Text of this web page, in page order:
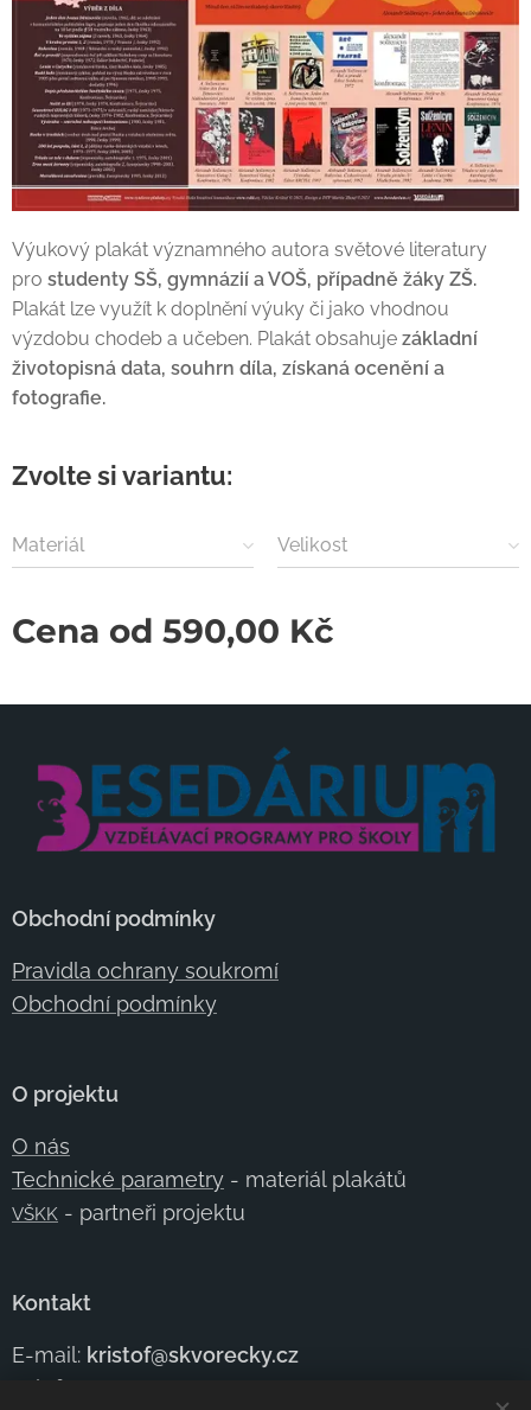
Výukový plakát významného autora světové literatury
pro studenty SŠ, gymnázií a VOŠ, případně žáky ZŠ.
Plakát lze využít k doplnění výuky či jako vhodnou
výzdobu chodeb a učeben. Plakát obsahuje základní
životopisná data, souhrn díla, získaná ocenění a
fotografie.
Zvolte si variantu:
Materiál Velikost
Cena od 590,00 Kč
Obchodní podmínky
Pravidla ochrany soukromí
Obchodní podmínky
O projektu
O nás
Technické parametry - materiál plakátů
VŠKK - partneři projektu
Kontakt
E-mail: kristof@skvorecky.cz
Telefon: